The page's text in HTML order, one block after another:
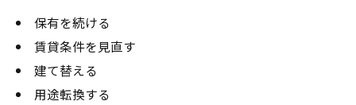
保有を続ける
賃貸条件を見直す
建て替える
用途転換する